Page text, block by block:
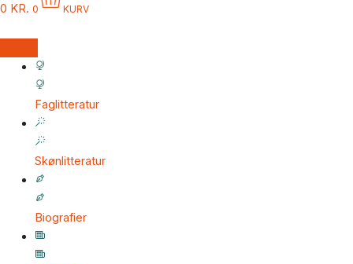
0 KR. 0 KURV
Faglitteratur
Skønlitteratur
Biografier